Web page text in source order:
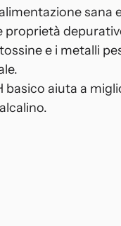
sana
proprietà
e i metalli
basico aiuta a